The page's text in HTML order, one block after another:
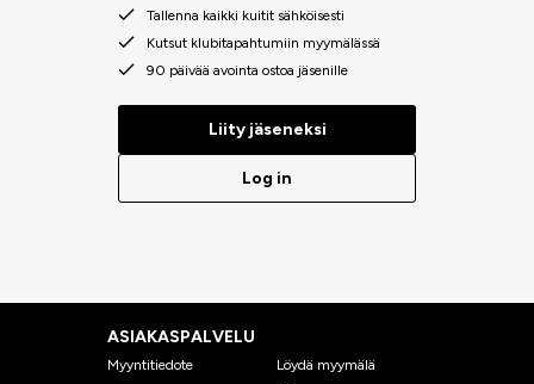
Tallenna kaikki kuitit sähköisesti
Kutsut klubitapahtumiin myymälässä
90 päivää avointa ostoa jäsenille
Liity jäseneksi
Log in
ASIAKASPALVELU
Myyntitiedote
Löydä myymälä